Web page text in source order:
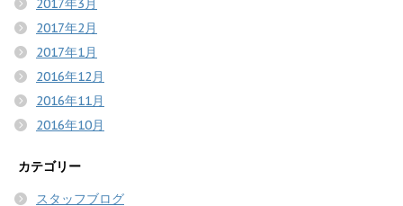
2017年2月
2017年1月
2016年12月
2016年11月
2016年10月
カテゴリー
スタッフブログ